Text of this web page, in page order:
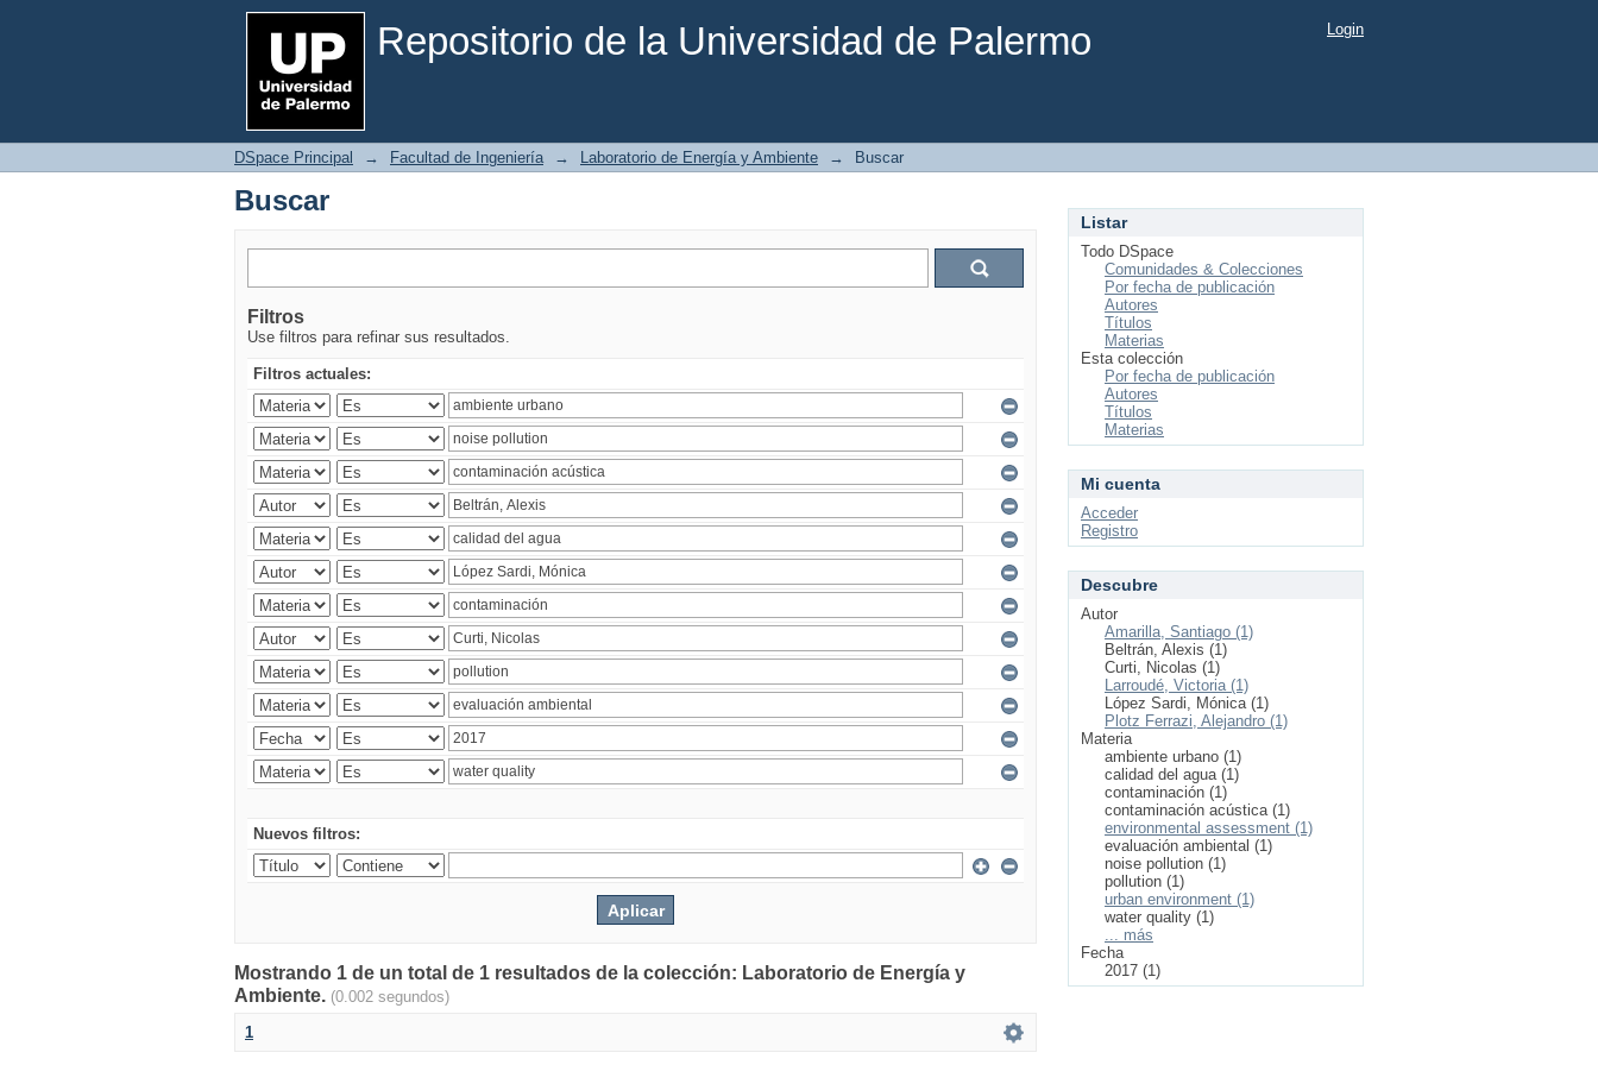
Repositorio de la Universidad de Palermo
Buscar Login
DSpace Principal → Facultad de Ingeniería → Laboratorio de Energía y Ambiente → Buscar
Buscar
Filtros
Use filtros para refinar sus resultados.
Filtros actuales:
Nuevos filtros:
Mostrando 1 de un total de 1 resultados de la colección: Laboratorio de Energía y
Ambiente. (0.002 segundos)
1
Listar
Todo DSpace
Comunidades & Colecciones
Por fecha de publicación
Autores
Títulos
Materias
Esta colección
Por fecha de publicación
Autores
Títulos
Materias
Mi cuenta
Acceder
Registro
Descubre
Autor
Amarilla, Santiago (1)
Beltrán, Alexis (1)
Curti, Nicolas (1)
Larroudé, Victoria (1)
López Sardi, Mónica (1)
Plotz Ferrazi, Alejandro (1)
Materia
ambiente urbano (1)
calidad del agua (1)
contaminación (1)
contaminación acústica (1)
environmental assessment (1)
evaluación ambiental (1)
noise pollution (1)
pollution (1)
urban environment (1)
water quality (1)
... más
Fecha
2017 (1)